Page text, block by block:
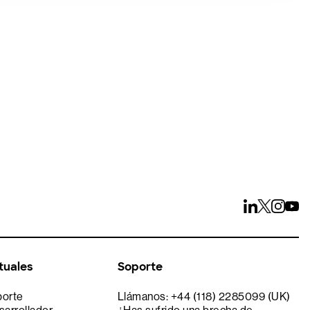
Soporte
Llámanos: +44 (118) 2285099 (UK)